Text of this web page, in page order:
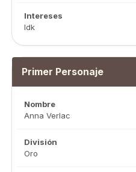
Intereses
Idk
Primer Personaje
Nombre
Anna Verlac
División
Oro